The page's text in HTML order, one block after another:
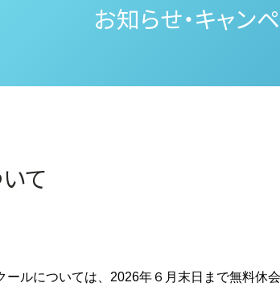
お知らせ・キャン
て
ルについては、2026年６月末日まで無料休